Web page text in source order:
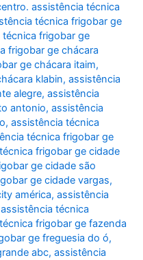
assistência técnica
técnica frigobar ge
técnica frigobar ge
frigobar ge chácara
ge chácara itaim,
klabin,assistência
alegre,assistência
antonio,assistência
,assistência técnica
técnica frigobar ge
frigobar ge cidade
ge cidade são
ge cidade vargas,
américa,assistência
assistência técnica
frigobar ge fazenda
ge freguesia do ó,
abc,assistência